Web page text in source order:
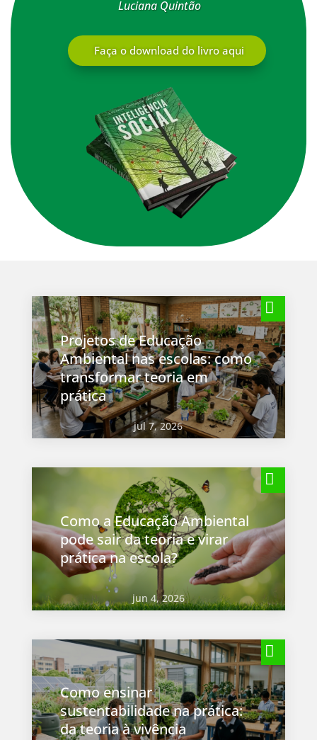
Luciana Quintão
Faça o download do livro aqui
Projetos de Educação
Ambiental nas escolas: como
transformar teoria em
prática
jul 7, 2026
Como a Educação Ambiental
pode sair da teoria e virar
prática na escola?
jun 4, 2026
Como ensinar
sustentabilidade na prática:
da teoria à vivência